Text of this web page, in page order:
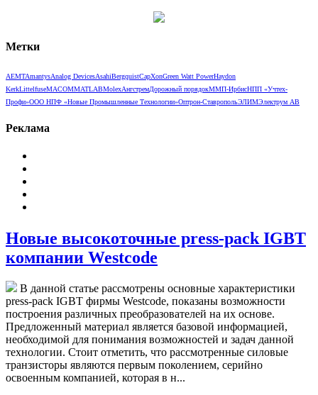
Метки
AEMTAmantysAnalog DevicesAsahiBergquistCapXonGreen Watt PowerHaydon
KerkLittelfuseMACOMMATLABMolexАнгстремДорожный порядокММП-ИрбисНПП «Учтех-
Профи»ООО НПФ «Новые Промышленные Технологии»Оптрон-СтавропольЭЛИМЭлектрум АВ
Реклама
Новые высокоточные press-pack IGBT
компании Westcode
В данной статье рассмотрены основные характеристики
press-pack IGBT фирмы Westcode, показаны возможности
построения различных преобразователей на их основе.
Предложенный материал является базовой информацией,
необходимой для понимания возможностей и задач данной
технологии. Стоит отметить, что рассмотренные силовые
транзисторы являются первым поколением, серийно
освоенным компанией, которая в н...